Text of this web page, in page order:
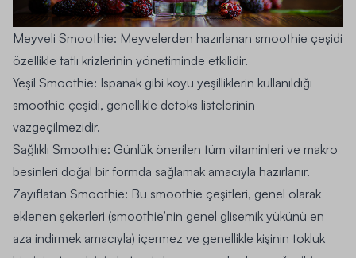
Meyveli Smoothie: Meyvelerden hazırlanan smoothie çeşidi
özellikle tatlı krizlerinin yönetiminde etkilidir.
Yeşil Smoothie: Ispanak gibi koyu yeşilliklerin kullanıldığı
smoothie çeşidi, genellikle detoks listelerinin
vazgeçilmezidir.
Sağlıklı Smoothie: Günlük önerilen tüm vitaminleri ve makro
besinleri doğal bir formda sağlamak amacıyla hazırlanır.
Zayıflatan Smoothie: Bu smoothie çeşitleri, genel olarak
eklenen şekerleri (smoothie’nin genel glisemik yükünü en
aza indirmek amacıyla) içermez ve genellikle kişinin tokluk